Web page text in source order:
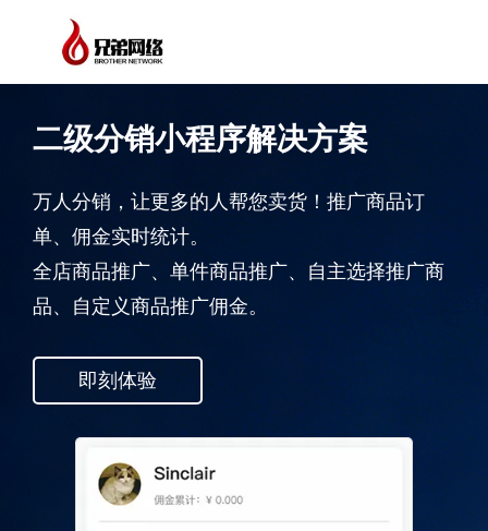
二级分销小程序解决方案
万人分销，让更多的人帮您卖货！推广商品订
单、佣金实时统计。
全店商品推广、单件商品推广、自主选择推广商
品、自定义商品推广佣金。
即刻体验